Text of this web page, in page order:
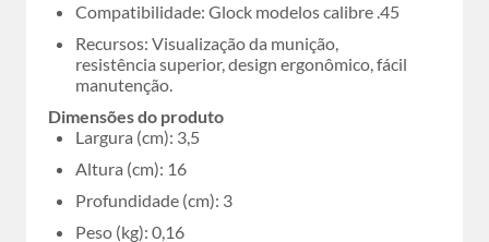
Compatibilidade: Glock modelos calibre .45
Recursos: Visualização da munição,
resistência superior, design ergonômico, fácil
manutenção.
Dimensões do produto
Largura (cm): 3,5
Altura (cm): 16
Profundidade (cm): 3
Peso (kg): 0,16